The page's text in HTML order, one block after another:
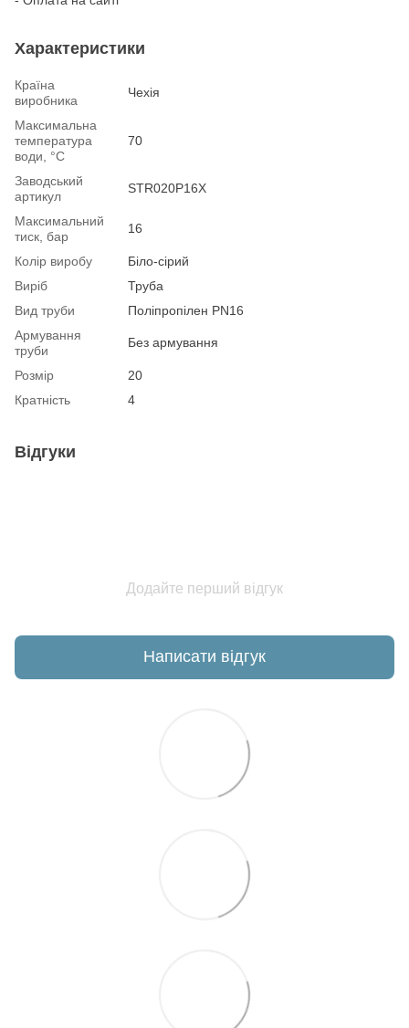
Характеристики
Країна
виробника
Чехія
Максимальна
температура
води, °С
70
Заводський
артикул
STR020P16X
Максимальний
тиск, бар
16
Колір виробу
Біло-сірий
Виріб
Труба
Вид труби
Поліпропілен PN16
Армування
труби
Без армування
Розмір
20
Кратність
4
Відгуки
Додайте перший відгук
Написати відгук